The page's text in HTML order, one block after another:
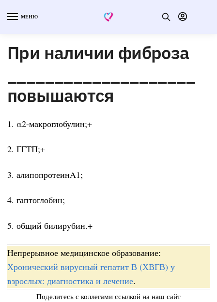
МЕНЮ
При наличии фиброза
повышаются
1. α2-макроглобулин;+
2. ГГТП;+
3. алипопротеинA1;
4. гаптоглобин;
5. общий билирубин.+
Непрерывное медицинское образование:
Хронический вирусный гепатит В (ХВГВ) у
взрослых: диагностика и лечение.
Поделитесь с коллегами ссылкой на наш сайт